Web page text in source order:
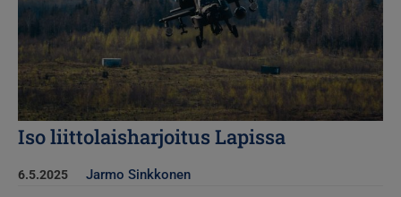
Iso liittolaisharjoitus Lapissa
6.5.2025 Jarmo Sinkkonen